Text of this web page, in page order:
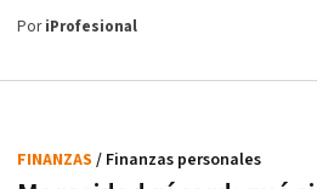
PoriProfesional
FINANZAS / Finanzas personales